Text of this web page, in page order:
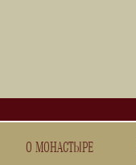
О МОНАСТЫРЕ